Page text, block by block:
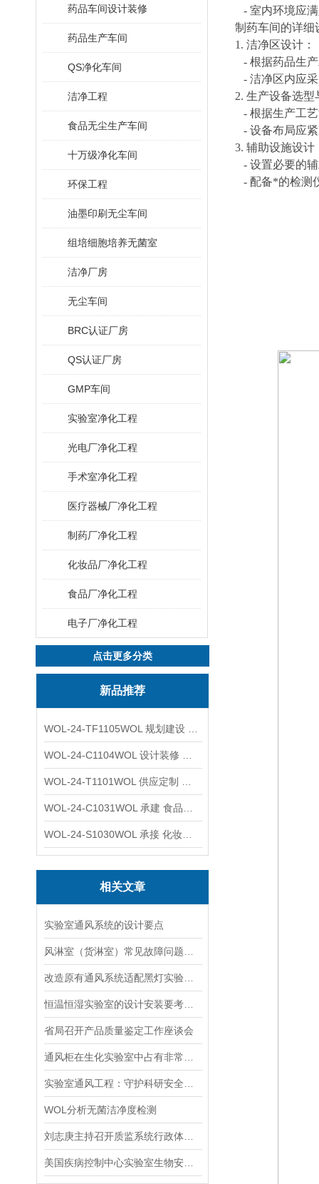
药品车间设计装修
药品生产车间
QS净化车间
洁净工程
食品无尘生产车间
十万级净化车间
环保工程
油墨印刷无尘车间
组培细胞培养无菌室
洁净厂房
无尘车间
BRC认证厂房
QS认证厂房
GMP车间
实验室净化工程
光电厂净化工程
手术室净化工程
医疗器械厂净化工程
制药厂净化工程
化妆品厂净化工程
食品厂净化工程
电子厂净化工程
点击更多分类
新品推荐
相关文章
实验室通风系统的设计要点
省局召开产品质量鉴定工作座谈会
WOL分析无菌洁净度检测
- 室内环境应
制药车间的详细
1. 洁净区设计 ：
- 根据药品生
- 洁净区内应
2. 生产设备选型
- 根据生产工
- 设备布局应
3. 辅助设施设计
- 设置必要的
- 配备*的检测